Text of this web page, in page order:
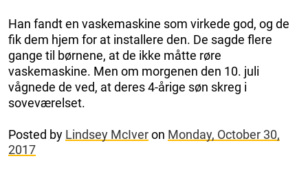
Han fandt en vaskemaskine som virkede god, og de
fik dem hjem for at installere den. De sagde flere
gange til børnene, at de ikke måtte røre
vaskemaskine. Men om morgenen den 10. juli
vågnede de ved, at deres 4-årige søn skreg i
soveværelset.
Posted by Lindsey McIveron Monday, October 30,
2017